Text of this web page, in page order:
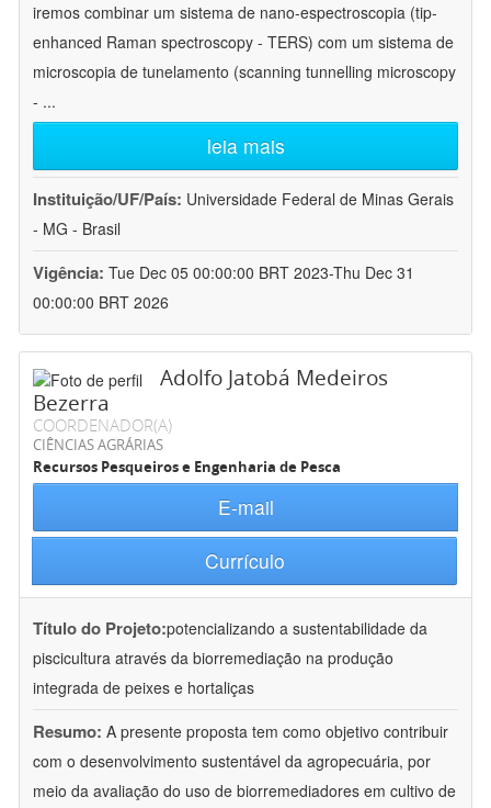
iremos combinar um sistema de nano-espectroscopia (tip-
enhanced Raman spectroscopy - TERS) com um sistema de
microscopia de tunelamento (scanning tunnelling microscopy
- ...
leia mais
Instituição/UF/País: Universidade Federal de Minas Gerais
- MG - Brasil
Vigência: Tue Dec 05 00:00:00 BRT 2023-Thu Dec 31
00:00:00 BRT 2026
Adolfo Jatobá Medeiros
Bezerra
COORDENADOR(A)
CIÊNCIAS AGRÁRIAS
Recursos Pesqueiros e Engenharia de Pesca
E-mail
Currículo
Título do Projeto:potencializando a sustentabilidade da
piscicultura através da biorremediação na produção
integrada de peixes e hortaliças
Resumo: A presente proposta tem como objetivo contribuir
com o desenvolvimento sustentável da agropecuária, por
meio da avaliação do uso de biorremediadores em cultivo de